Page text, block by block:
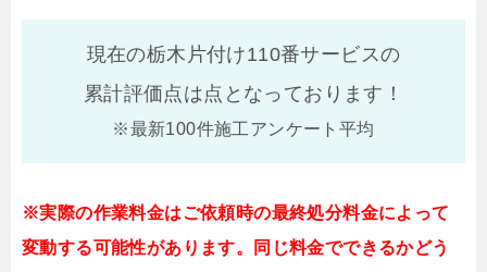
現在の栃木片付け110番サービスの
累計評価点は点となっております！
※最新100件施工アンケート平均
※実際の作業料金はご依頼時の最終処分料金によって
変動する可能性があります。同じ料金でできるかどう